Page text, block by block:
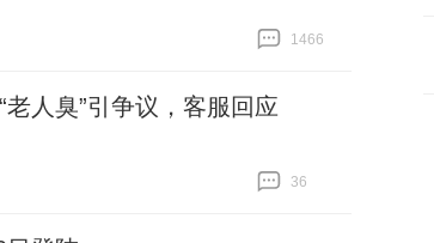
1466
人臭”引争议，客服回应
36